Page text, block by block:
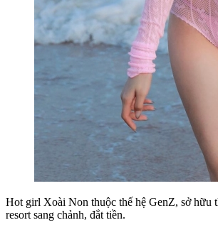
Hot girl Xoài Non thuộc thế hệ GenZ, sở hữu
resort sang chảnh, đắt tiền.